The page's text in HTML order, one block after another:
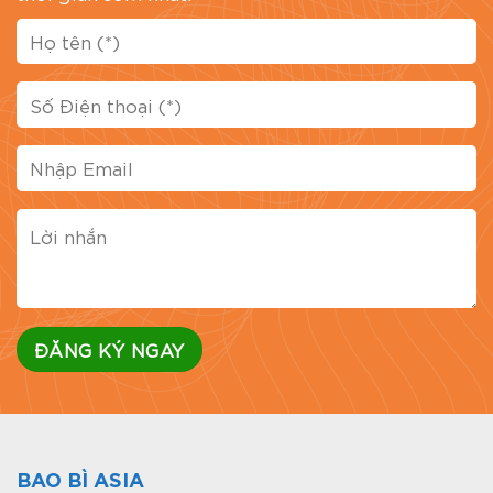
hàng.
Tăng khả năng nhận diện thương hiệu: Logo,
slogan, màu thương hiệu được in nổi bật
giúp khách hàng dễ nhớ và ấn tượng hơn.
Thu hút người tiêu dùng: Một chiếc thùng
đẹp, màu sắc bắt mắt dễ khiến khách hàng
dừng lại nhìn và muốn khám phá sản phẩm
bên trong.
giao đi là một lần thương hiệu của bạn xuất
hiện trước khách hàng mới – hoàn toàn miễn
phí.
sản phẩm cao cấp.
BAO BÌ ASIA